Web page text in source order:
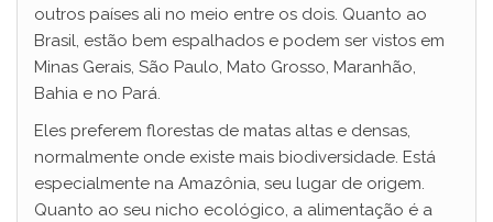
outros países ali no meio entre os dois. Quanto ao
Brasil, estão bem espalhados e podem ser vistos em
Minas Gerais, São Paulo, Mato Grosso, Maranhão,
Bahia e no Pará.
Eles preferem florestas de matas altas e densas,
normalmente onde existe mais biodiversidade. Está
especialmente na Amazônia, seu lugar de origem.
Quanto ao seu nicho ecológico, a alimentação é a